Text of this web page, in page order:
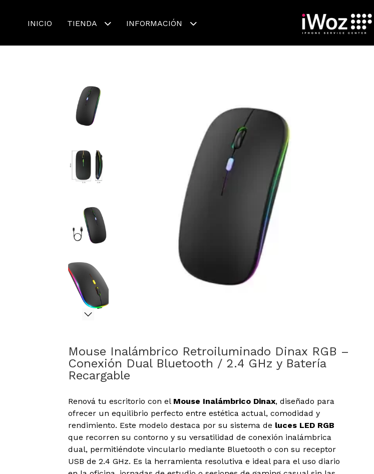
INICIO TIENDA INFORMACIÓN
Mouse Inalámbrico Retroiluminado Dinax RGB –
Conexión Dual Bluetooth / 2.4 GHz y Batería
Recargable
Renová tu escritorio con el Mouse Inalámbrico Dinax, diseñado para
ofrecer un equilibrio perfecto entre estética actual, comodidad y
rendimiento. Este modelo destaca por su sistema de luces LED RGB
que recorren su contorno y su versatilidad de conexión inalámbrica
dual, permitiéndote vincularlo mediante Bluetooth o con su receptor
USB de 2.4 GHz. Es la herramienta resolutiva e ideal para el uso diario